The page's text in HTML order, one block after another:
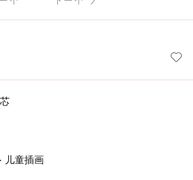
儿童插画